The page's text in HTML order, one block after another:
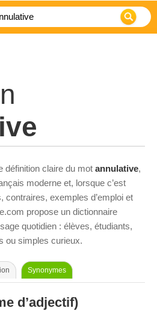
définition claire du mot annulative,
moderne et, lorsque c’est
contraires, exemples d’emploi et
propose un dictionnaire
quotidien : élèves, étudiants,
ou simples curieux.
Synonymes
d’adjectif)